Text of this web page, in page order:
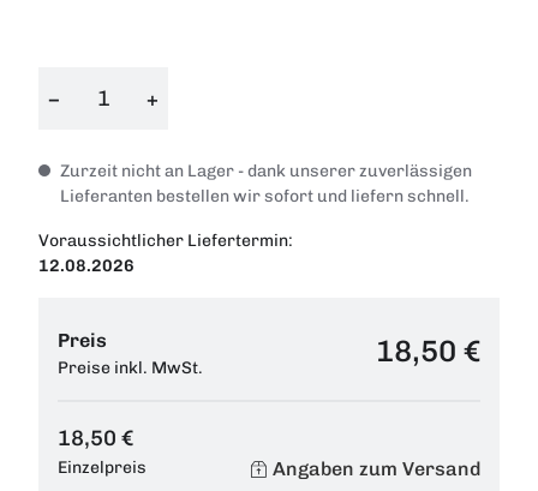
− +
Zurzeit nicht an Lager - dank unserer zuverlässigen
Lieferanten bestellen wir sofort und liefern schnell.
Voraussichtlicher Liefertermin:
12.08.2026
Preis
Preise inkl. MwSt. 18,50 €
18,50 €
Einzelpreis
Angaben zum Versand